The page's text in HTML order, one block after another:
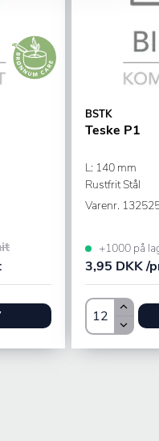
BSTK
Teske P1
L: 140 mm
Rustfrit Stål
Varenr.
+1000 på
3,95 DKK /